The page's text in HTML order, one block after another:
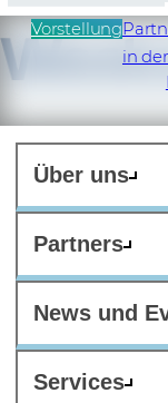
Über uns
Partners
News und
Services
Vorstellung
in